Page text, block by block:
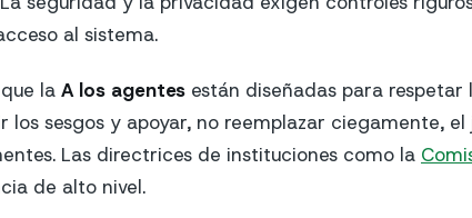
al sistema.
la A los agentes están diseñadas para respetar
los sesgos y apoyar, no reemplazar ciegamente, el
Las directrices de instituciones como la
de alto nivel.